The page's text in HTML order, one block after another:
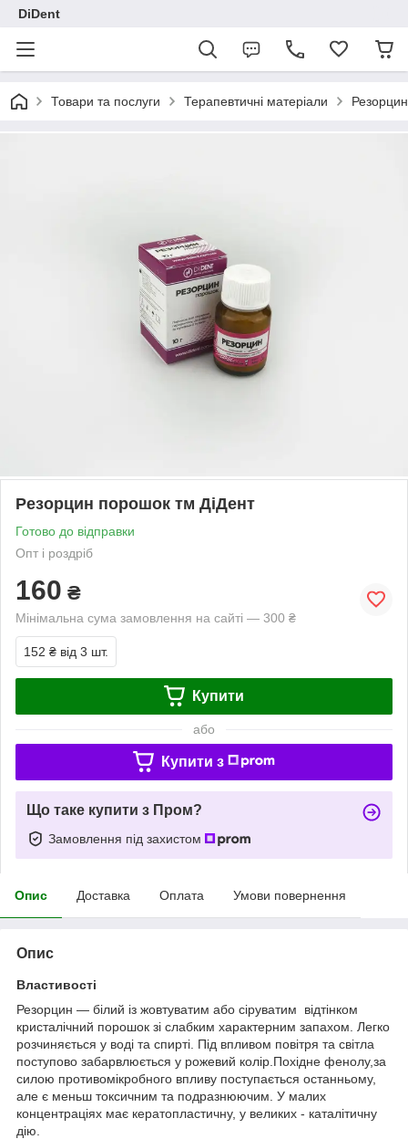
DiDent
Товари та послуги Терапевтичні матеріали
Резорцин порошок тм ДіДент
Готово до відправки
Опт і роздріб
160 ₴
Мінімальна сума замовлення на сайті — 300 ₴
152 ₴ від 3 шт.
Купити
або
Купити з
Що таке купити з Пром?
Замовлення під захистом
Опис Доставка Оплата Умови повернення
Опис
Властивості
Резорцин — білий із жовтуватим або сіруватим відтінком
кристалічний порошок зі слабким характерним запахом. Легко
розчиняється у воді та спирті. Під впливом повітря та світла
поступово забарвлюється у рожевий колір.Похідне фенолу,за
силою противомікробного впливу поступається останньому,
але є меньш токсичним та подразнюючим. У малих
концентраціях має кератопластичну, у великих - каталітичну
дію.